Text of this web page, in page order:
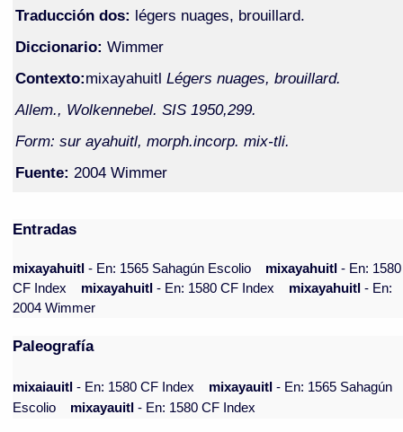
Traducción dos: légers nuages, brouillard.
Diccionario: Wimmer
Contexto:mixayahuitl Légers nuages, brouillard.
Allem., Wolkennebel. SIS 1950,299.
Form: sur ayahuitl, morph.incorp. mix-tli.
Fuente: 2004 Wimmer
Entradas
mixayahuitl- En: 1565 Sahagún Escolio mixayahuitl- En: 1580
CF Index
mixayahuitl- En: 1580 CF Index mixayahuitl- En:
2004 Wimmer
Paleografía
mixaiauitl - En: 1580 CF Index mixayauitl - En: 1565 Sahagún
Escolio
mixayauitl - En: 1580 CF Index